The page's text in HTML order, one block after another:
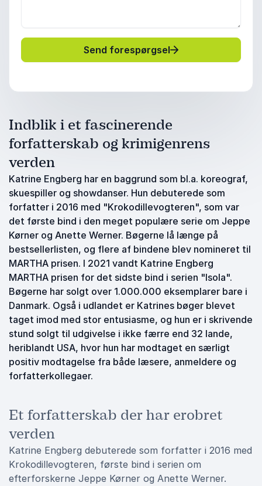
Send forespørgsel
Indblik i et fascinerende
forfatterskab og krimigenrens
verden
Katrine Engberg har en baggrund som bl.a. koreograf,
skuespiller og showdanser. Hun debuterede som
forfatter i 2016 med "Krokodillevogteren", som var
det første bind i den meget populære serie om Jeppe
Kørner og Anette Werner. Bøgerne lå længe på
bestsellerlisten, og flere af bindene blev nomineret til
MARTHA prisen. I 2021 vandt Katrine Engberg
MARTHA prisen for det sidste bind i serien "Isola".
Bøgerne har solgt over 1.000.000 eksemplarer bare i
Danmark. Også i udlandet er Katrines bøger blevet
taget imod med stor entusiasme, og hun er i skrivende
stund solgt til udgivelse i ikke færre end 32 lande,
heriblandt USA, hvor hun har modtaget en særligt
positiv modtagelse fra både læsere, anmeldere og
forfatterkollegaer.
Et forfatterskab der har erobret
verden
Katrine Engberg debuterede som forfatter i 2016 med
Krokodillevogteren, første bind i serien om
efterforskerne Jeppe Kørner og Anette Werner.